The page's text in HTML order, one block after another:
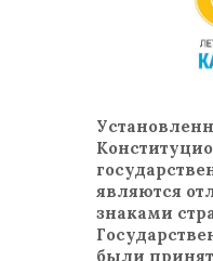
являются
знаками
были